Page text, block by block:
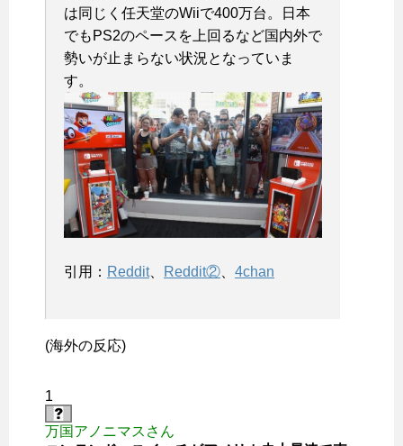
は同じく任天堂のWiiで400万台。日本
でもPS2のペースを上回るなど国内外で
勢いが止まらない状況となっていま
す。
引用： Reddit、 Reddit② 4chan
(海外の反応)
1
万国アノニマスさん